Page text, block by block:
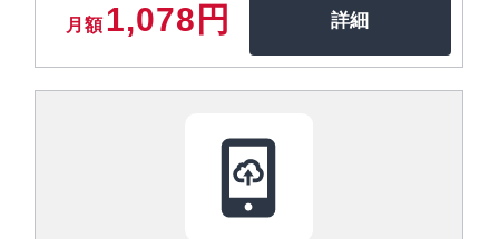
月額1,078円